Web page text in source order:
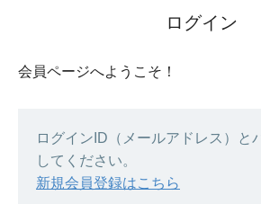
ログイン
会員ページへようこそ！
ログインID（メールアドレス）と
してください。
新規会員登録はこちら